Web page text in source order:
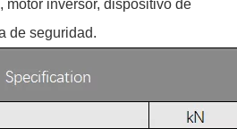
motor inversor, dispositivo de
de seguridad.